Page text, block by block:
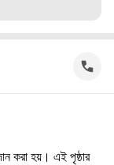
করা হয়। এই পৃষ্ঠার